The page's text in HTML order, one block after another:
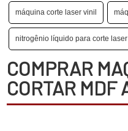
máquina corte laser vinil
nitrogênio líquido para corte laser
COMPRAR
CORTAR MDF